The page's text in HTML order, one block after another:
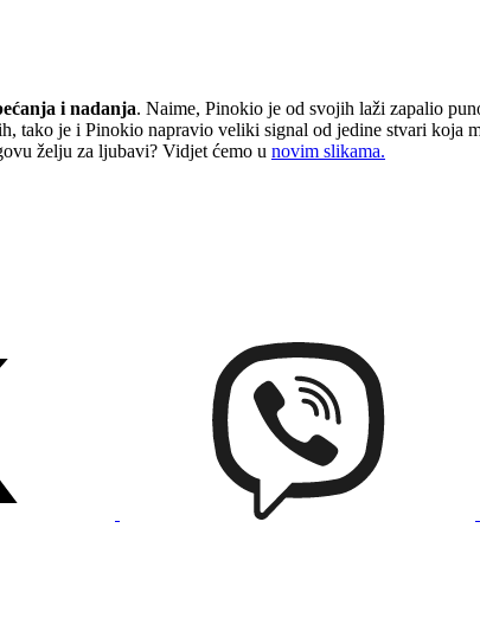
i nadanja. Naime, Pinokio je od svojih laži zapalio
tako je i Pinokio napravio veliki signal od jedine stvari koja
želju za ljubavi? Vidjet ćemo u novim slikama.